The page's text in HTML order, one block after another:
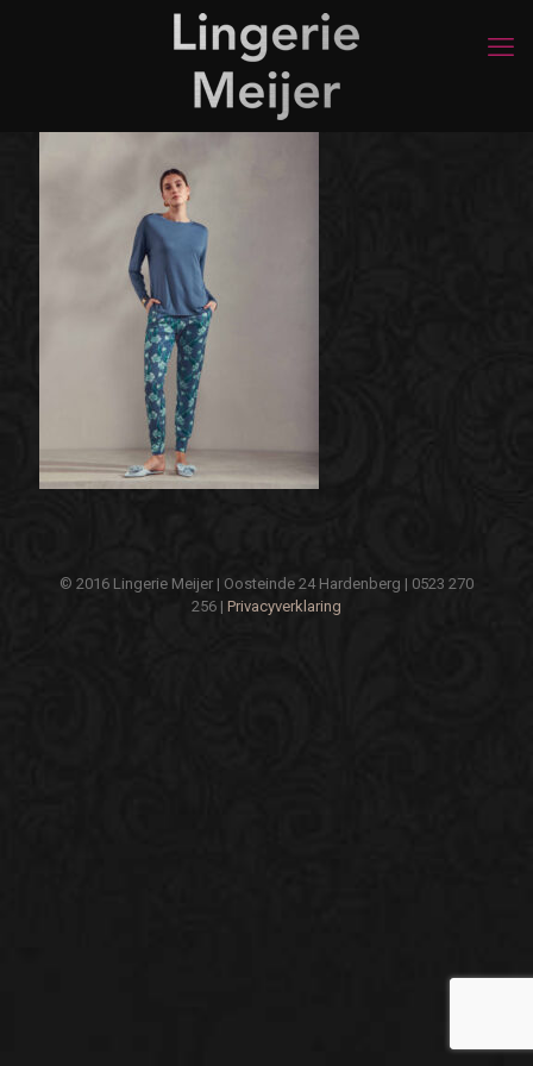
© 2016 Lingerie Meijer | Oosteinde 24 Hardenberg | 0523 270
256 | Privacyverklaring